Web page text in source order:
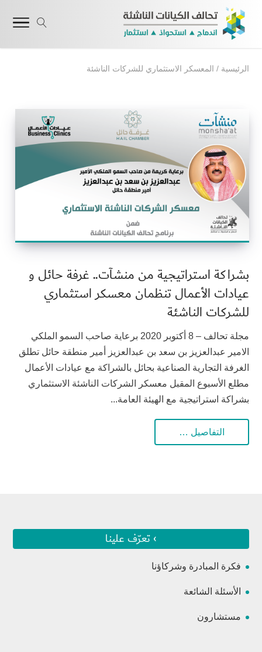
الرئيسية / المعسكر الاستثماري للشركات الناشئة
بشراكة استراتيجية من منشآت.. غرفة حائل و
عيادات الأعمال تنظمان معسكر استثماري
للشركات الناشئة
مجلة تحالف – 8 أكتوبر 2020 برعاية صاحب السمو الملكي
الامير عبدالعزيز بن سعد بن عبدالعزيز أمير منطقة حائل تطلق
الغرفة التجارية الصناعية بحائل بالشراكة مع عيادات الأعمال
مطلع الأسبوع المقبل معسكر الشركات الناشئة الاستثماري
بشراكة استراتيجية مع الهيئة العامة...
التفاصيل …
› تعرّف علينا
فكرة المبادرة وشركاؤنا
الأسئلة الشائعة
مستشارون